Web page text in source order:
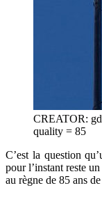
CREATOR:
quality = 85
C’est la question
pour l’instant reste
au règne de 85 ans